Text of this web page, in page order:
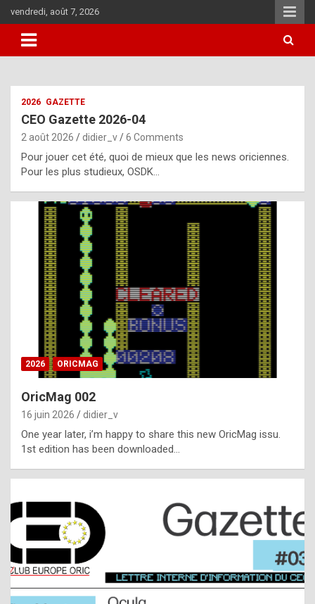
to
content
vendredi, août 7, 2026
i
u
l
y
d
i
ff
i
l
t
t
s
t
2026 GAZETTE
CEO Gazette 2026-04
2 août 2026 didier_v 6 Comments
Pour jouer cet été, quoi de mieux que les news oriciennes.
Pour les plus studieux, OSDK…
2026 ORICMAG
OricMag 002
16 juin 2026 didier_v
One year later, i’m happy to share this new OricMag issu.
1st edition has been downloaded…